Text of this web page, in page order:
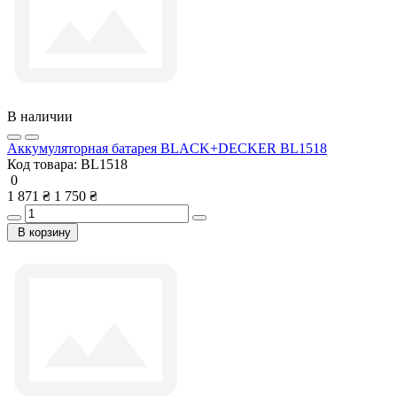
В наличии
Аккумуляторная батарея BLACK+DECKER BL1518
Код товара: BL1518
0
1 871 ₴ 1 750 ₴
В корзину